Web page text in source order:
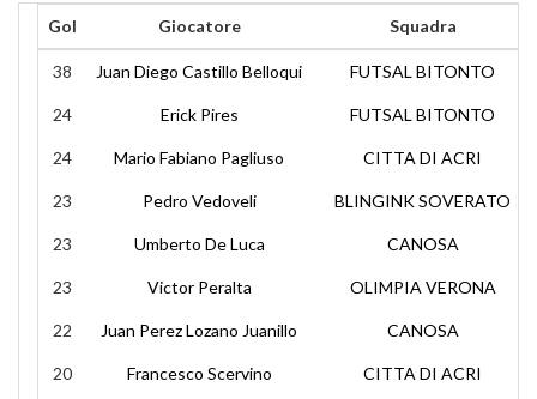
Gol Giocatore Squadra
38 Juan Diego Castillo Belloqui FUTSAL BITONTO
24 Erick Pires FUTSAL BITONTO
24 Mario Fabiano Pagliuso CITTA DI ACRI
23 Pedro Vedoveli BLINGINK SOVERATO
23 Umberto De Luca CANOSA
23 Victor Peralta OLIMPIA VERONA
22 Juan Perez Lozano Juanillo CANOSA
20 Francesco Scervino CITTA DI ACRI